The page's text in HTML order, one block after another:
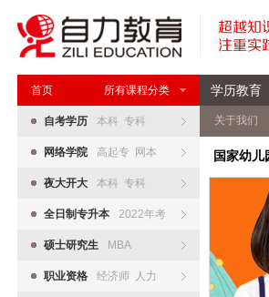
首页 所有课程分类 学历教育
自考学历 本科 专科
网络学院 高起专 网本
夜大开大 本科 专科
全日制专升本 2022年考
硕士研究生 MBA
职业资格 经济师 人力
关于我们
国家幼